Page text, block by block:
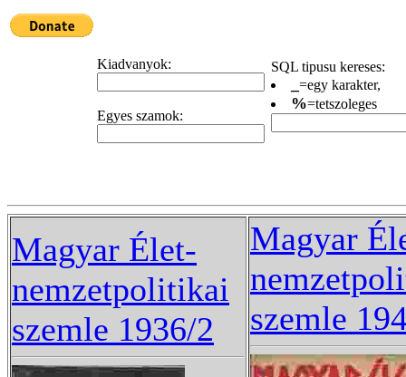
Kiadvanyok:
Egyes szamok:
SQL tipusu kereses:
=egy karakter,
%=tetszoleges
Magyar Élet-
nemzetpolitikai
szemle 1936/2
Magyar
szemle